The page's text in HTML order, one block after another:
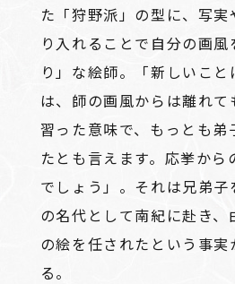
た「狩野派」の型に、写
り入れることで自分の画
り」な絵師。「新しいこ
は、師の画風からは離れ
習った意味で、もっとも弟
たとも言えます。応挙から
でしょう」。それは兄弟
の名代として南紀に赴き、
の絵を任されたという事
る。